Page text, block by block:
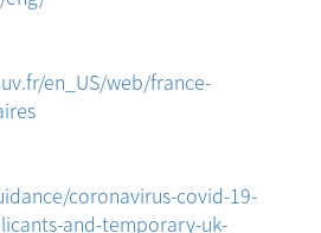
en_US/web/france-
coronavirus-covid-19-
and-temporary-uk-